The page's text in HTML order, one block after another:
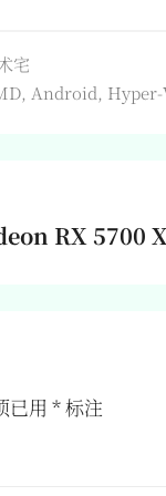
宅
, Android,
RX 5700
已用 *标注